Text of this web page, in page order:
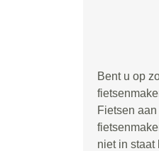
Bent u op
Fietsen
niet in staat